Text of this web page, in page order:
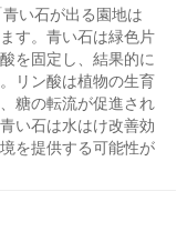
い石が出る園地は
す。青い石は緑色片
を固定し、結果的に
リン酸は植物の生育
糖の転流が促進され
い石は水はけ改善効
を提供する可能性が